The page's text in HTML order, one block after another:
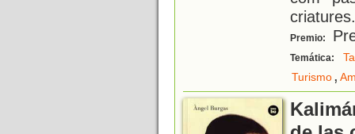
criatures
Premio:
Temática:
Turismo,